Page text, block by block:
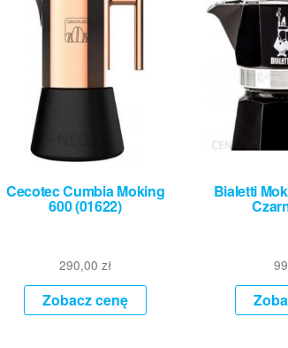
Cecotec Cumbia Moking
600 (01622)
290,00zł
Zobacz cenę
Bialetti